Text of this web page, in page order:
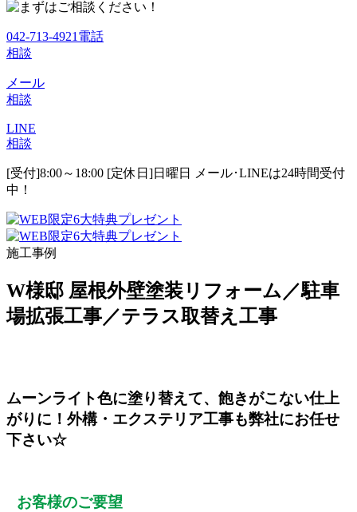
042-713-4921 電話
相談
メール
相談
LINE
相談
[受付]8:00～18:00 [定休日]日曜日
メール･LINEは24時間受付
中！
施工事例
W様邸 屋根外壁塗装リフォーム／駐車
場拡張工事／テラス取替え工事
ムーンライト色に塗り替えて、飽きがこない仕上
がりに！外構・エクステリア工事も弊社にお任せ
下さい☆
お客様のご要望